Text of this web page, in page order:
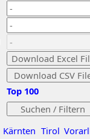
Kärnten Tirol
Top 100